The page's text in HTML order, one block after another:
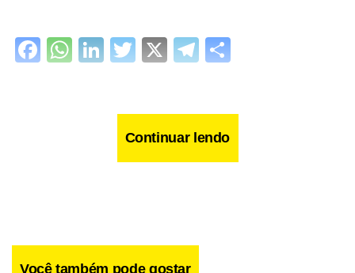
Facebook
WhatsApp
LinkedIn
Twitter
X Telegram
Continuar lendo
Você também pode gostar